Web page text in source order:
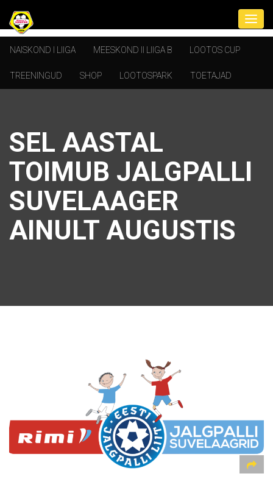
NAISKOND I LIIGA MEESKOND II LIIGA B LOOTOS CUP
TREENINGUD SHOP LOOTOSPARK TOETAJAD
SEL AASTAL
TOIMUB JALGPALLI
SUVELAAGER
AINULT AUGUSTIS